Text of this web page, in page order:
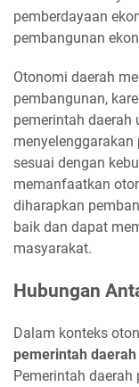
pemberdayaan
pembangunan
Otonomi daerah
pembangunan,
pemerintah
sesuai dengan
memanfaatkan
diharapkan
baik dan dapat
masyarakat.
Hubungan
Dalam konteks
pemerintah daerah
Pemerintah